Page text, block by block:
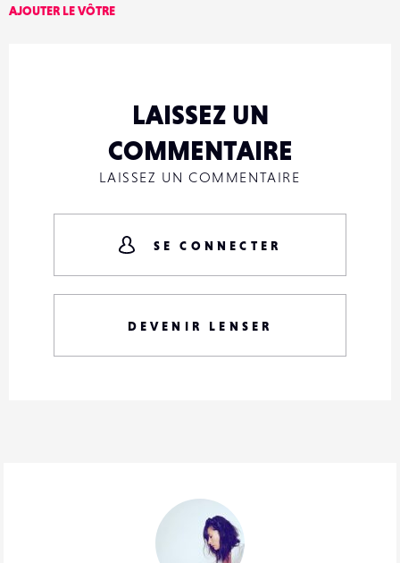
AJOUTER LE VÔTRE
LAISSEZ UN
COMMENTAIRE
LAISSEZ UN COMMENTAIRE
SE CONNECTER
DEVENIR LENSER